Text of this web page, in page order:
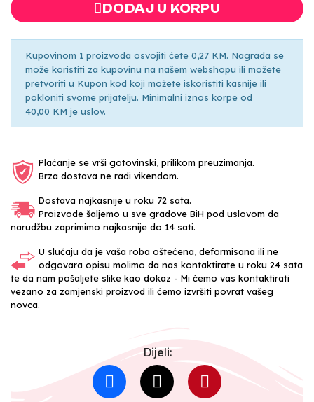
DODAJ U KORPU
Kupovinom 1 proizvoda osvojiti ćete 0,27 KM. Nagrada se
može koristiti za kupovinu na našem webshopu ili možete
pretvoriti u Kupon kod koji možete iskoristiti kasnije ili
pokloniti svome prijatelju. Minimalni iznos korpe od
40,00 KM je uslov.
Plaćanje se vrši gotovinski, prilikom preuzimanja.
Brza dostava ne radi vikendom.
Dostava najkasnije u roku 72 sata.
Proizvode šaljemo u sve gradove BiH pod uslovom da
narudžbu zaprimimo najkasnije do 14 sati.
U slučaju da je vaša roba oštećena, deformisana ili ne
odgovara opisu molimo da nas kontaktirate u roku 24 sata
te da nam pošaljete slike kao dokaz - Mi ćemo vas kontaktirati
vezano za zamjenski proizvod ili ćemo izvršiti povrat vašeg
novca.
Dijeli: